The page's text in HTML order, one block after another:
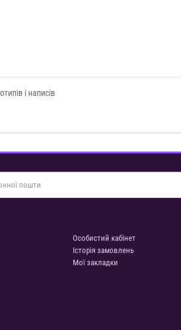
і написів
Особистий кабінет
Історія замовлень
Мої закладки